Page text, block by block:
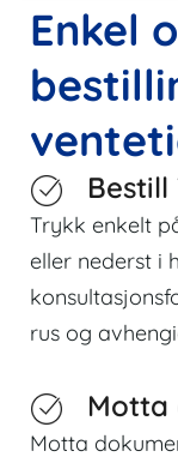
Enkel
Bestill
Trykk enkelt
eller nederst i
rus og
Motta
Motta